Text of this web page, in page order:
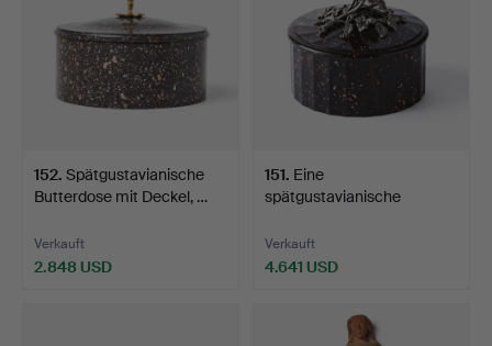
152. Spätgustavianische
Butterdose mit Deckel, …
Verkauft
2.848 USD
151. Eine
spätgustavianische
Verkauft
4.641 USD